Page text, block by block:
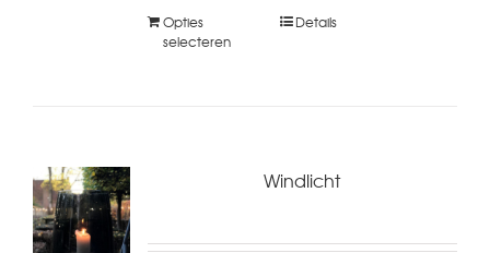
Opties
selecteren
Details
Windlicht